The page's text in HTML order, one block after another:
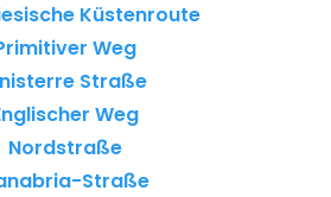
Küstenroute
Weg
Straße
Weg
Nordstraße
Straße